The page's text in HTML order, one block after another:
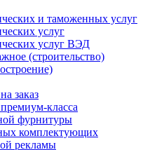
и таможенных услуг
услуг
услуг ВЭД
(строительство)
заказ
класса
фурнитуры
комплектующих
рекламы